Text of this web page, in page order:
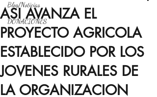
Blog/Noticias
DONACIONES
ASI AVANZA EL
PROYECTO AGRICOLA
ESTABLECIDO POR LOS
JOVENES RURALES DE
LA ORGANIZACION